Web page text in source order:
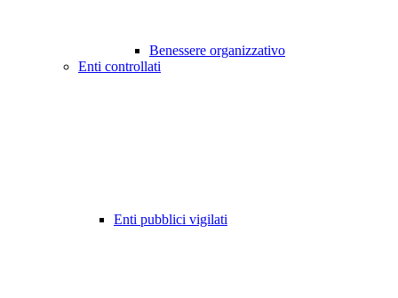
Benessere organizzativo
Enti controllati
Enti pubblici vigilati